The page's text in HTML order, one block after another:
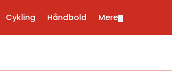
Cykling Håndbold Mere